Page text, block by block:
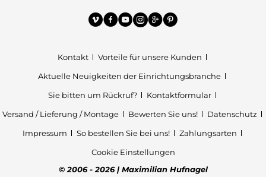
Kontakt
Vorteile für unsere Kunden
Aktuelle Neuigkeiten der Einrichtungsbranche
Sie bitten um Rückruf?
Kontaktformular
Versand / Lieferung / Montage
Bewerten Sie uns!
Datenschutz
Impressum
So bestellen Sie bei uns!
Zahlungsarten
Cookie Einstellungen
© 2006 - 2026 | Maximilian Hufnagel